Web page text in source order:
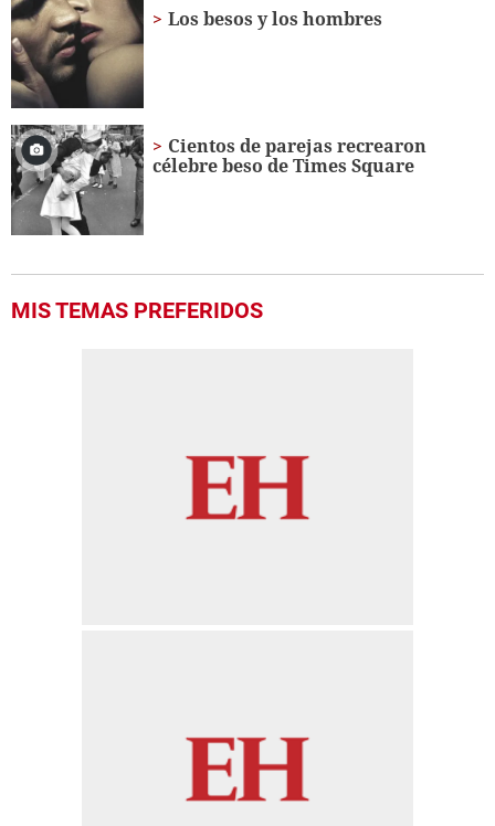
Los besos y los hombres
Cientos de parejas recrearon
célebre beso de Times Square
MIS TEMAS PREFERIDOS